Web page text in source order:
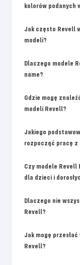
kolorów podanych
Jak często Revell
modeli?
Dlaczego modele
name?
Gdzie mogę
modeli Revell?
Jakiego
rozpocząć pracę
Czy modele Revell
dla dzieci i
Dlaczego nie
Revell?
Jak mogę
Revell?